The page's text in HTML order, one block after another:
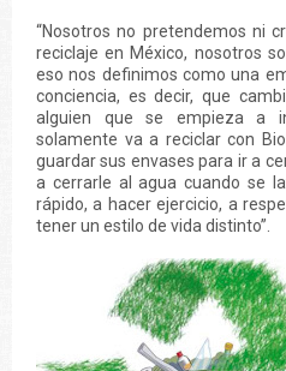
“Nosotros no pretendemos ni
reciclaje en México, nosotros
eso nos definimos como una
conciencia, es decir, que
alguien que se empieza a
solamente va a reciclar con
guardar sus envases para ir a
a cerrarle al agua cuando se
rápido, a hacer ejercicio, a
tener un estilo de vida distinto”.